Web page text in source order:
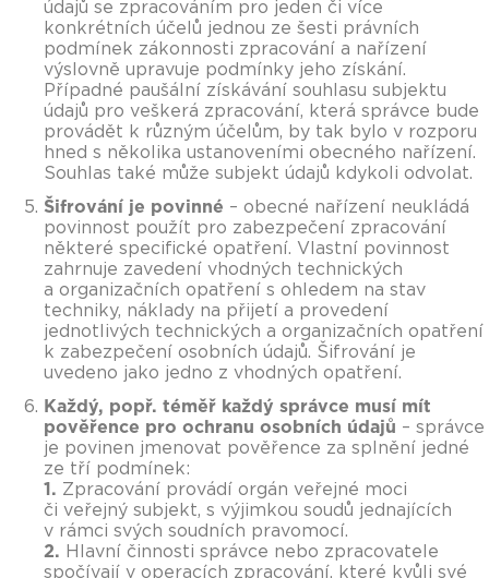
údajů se zpracováním pro jeden či více
konkrétních účelů jednou ze šesti právních
podmínek zákonnosti zpracování a nařízení
výslovně upravuje podmínky jeho získání.
Případné paušální získávání souhlasu subjektu
údajů pro veškerá zpracování, která správce bude
provádět k různým účelům, by tak bylo v rozporu
hned s několika ustanoveními obecného nařízení.
Souhlas také může subjekt údajů kdykoli odvolat.
Šifrování je povinné – obecné nařízení neukládá
povinnost použít pro zabezpečení zpracování
některé specifické opatření. Vlastní povinnost
zahrnuje zavedení vhodných technických
a organizačních opatření s ohledem na stav
techniky, náklady na přijetí a provedení
jednotlivých technických a organizačních opatření
k zabezpečení osobních údajů. Šifrování je
uvedeno jako jedno z vhodných opatření.
Každý, popř. téměř každý správce musí mít
pověřence pro ochranu osobních údajů – správce
je povinen jmenovat pověřence za splnění jedné
ze tří podmínek:
1. Zpracování provádí orgán veřejné moci
či veřejný subjekt, s výjimkou soudů jednajících
v rámci svých soudních pravomocí.
2. Hlavní činnosti správce nebo zpracovatele
spočívají v operacích zpracování, které kvůli své